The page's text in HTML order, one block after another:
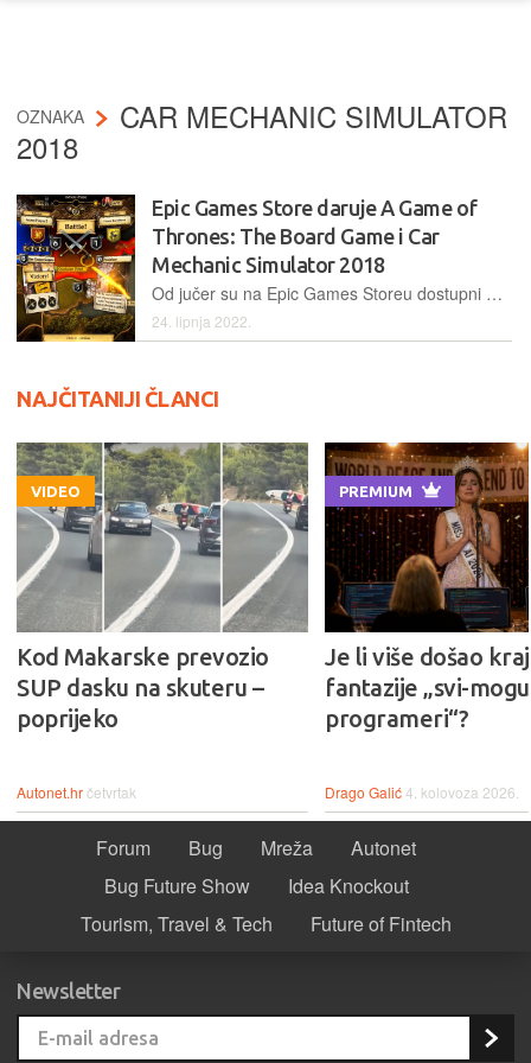
OZNAKA CAR MECHANIC SIMULATOR
2018
Epic Games Store daruje A Game of
Thrones: The Board Game i Car
Mechanic Simulator 2018
Od jučer su na Epic Games Storeu dostupni A Game of Thrones: The Board Game Digital Edition i Car Mechanic Simulator 2018, a naslijedit će ih Geneforge 1 - Mutagen i Iratus: Lord of the Dead
24. lipnja 2022.
NAJČITANIJI ČLANCI
VIDEO
Kod Makarske prevozio
SUP dasku na skuteru –
poprijeko
Autonet.hrčetvrtak
PREMIUM
Je li više došao kraj
fantazije „svi-
programeri“?
Drago Galić4. kolovoza 2026.
Forum Bug Mreža
Autonet
Bug Future Show
Idea Knockout
Tourism, Travel & Tech
Future of Fintech
Newsletter